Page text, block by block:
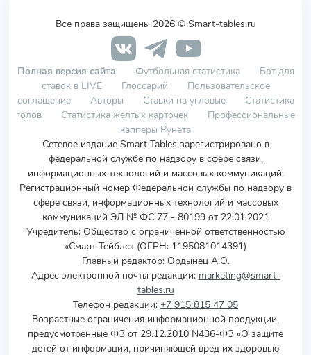
Все права защищены 2026 © Smart-tables.ru
Полная версия сайта Футбольная статистика
Бот для
ставок в LIVE
Глоссарий
Пользовательское
соглашение
Авторы Ставки на угловые
Статистика
голов
Статистика желтых карточек
Профессиональные
капперы Рунета
Сетевое издание Smart Tables зарегистрировано в
федеральной службе по надзору в сфере связи,
информационных технологий и массовых коммуникаций.
Регистрационный номер Федеральной службы по надзору в
сфере связи, информационных технологий и массовых
коммуникаций ЭЛ № ФС 77 - 80199 от 22.01.2021
Учредитель: Общество с ограниченной ответственностью
«Смарт Тейблс» (ОГРН: 1195081014391)
Главный редактор: Ордынец А.О.
Адрес электронной почты редакции: marketing@smart-
tables.ru
Телефон редакции: +7 915 815 47 05
Возрастные ограничения информационной продукции,
предусмотренные ФЗ от 29.12.2010 N436-ФЗ «О защите
детей от информации, причиняющей вред их здоровью